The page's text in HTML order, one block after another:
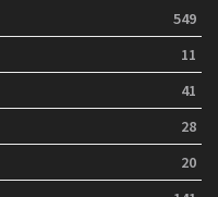
549
11
41
28
20